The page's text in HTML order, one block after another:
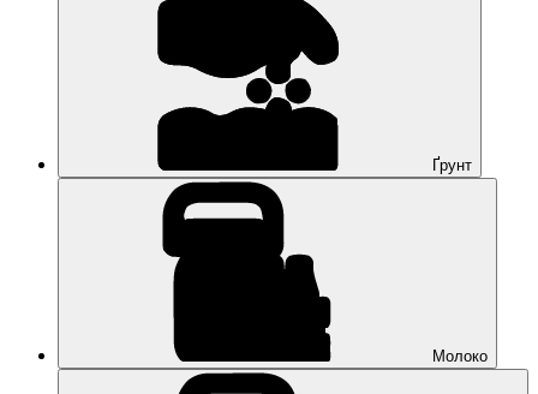
Ґрунт
Молоко